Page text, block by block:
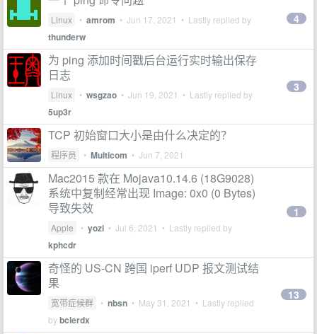
Linux • amrom • Jun 17, 2021 • Lastly replied by
thunderw
4
为 ping 添加时间戳后台运行实时输出保存
日志
Linux • wsgzao • Jun 19, 2021 • Lastly replied by
5up3r
3
TCP 初始窗口大小是由什么决定的？
程序员 • Multicom • Jun 7, 2021
Mac2015 款在 Mojava10.14.6 (18G9028)
系统中复制经常出现 Image: 0x0 (0 Bytes)
导致失效
Apple • yozi • Jul 6, 2021 • Lastly replied by
kphcdr
1
奇怪的 US-CN 跨国 iperf UDP 报文测试结
果
宽带症候群 • nbsn • May 31, 2021 • Lastly replied
bybclerdx
13